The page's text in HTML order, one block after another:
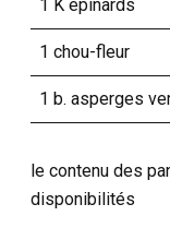
1 K épinards
1 chou-fleur
1 b. asperges
le contenu des
disponibilités